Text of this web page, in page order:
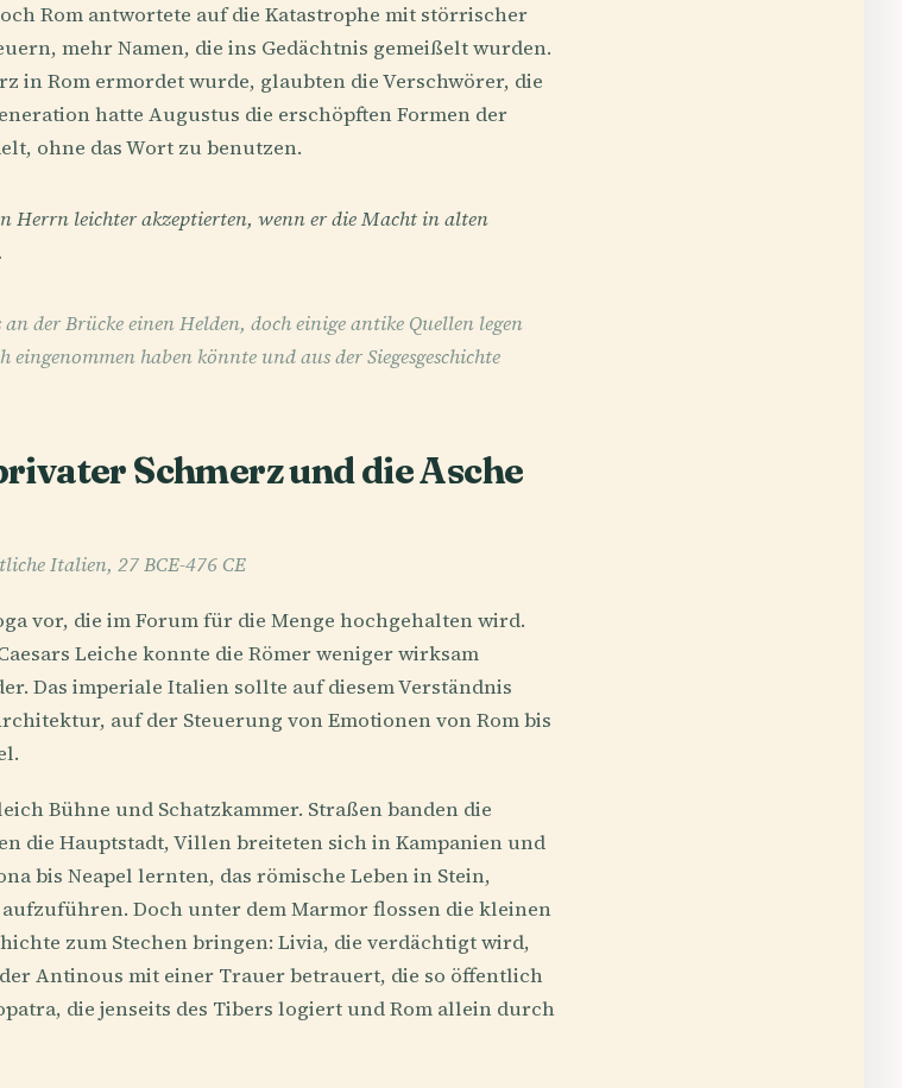
Rom antwortete auf die Katastrophe mit störrischer
mehr Namen, die ins Gedächtnis gemeißelt wurden.
in Rom ermordet wurde, glaubten die Verschwörer, die
hatte Augustus die erschöpften Formen der
ohne das Wort zu benutzen.
Herrn leichter akzeptierten, wenn er die Macht in alten
der Brücke einen Helden, doch einige antike Quellen legen
haben könnte und aus der Siegesgeschichte
Schmerz und die Asche
Italien, 27 BCE-476 CE
vor, die im Forum für die Menge hochgehalten wird.
Leiche konnte die Römer weniger wirksam
Das imperiale Italien sollte auf diesem Verständnis
auf der Steuerung von Emotionen von Rom bis
Bühne und Schatzkammer. Straßen banden die
die Hauptstadt, Villen breiteten sich in Kampanien und
bis Neapel lernten, das römische Leben in Stein,
Doch unter dem Marmor flossen die kleinen
zum Stechen bringen: Livia, die verdächtigt wird,
Antinous mit einer Trauer betrauert, die so öffentlich
die jenseits des Tibers logiert und Rom allein durch